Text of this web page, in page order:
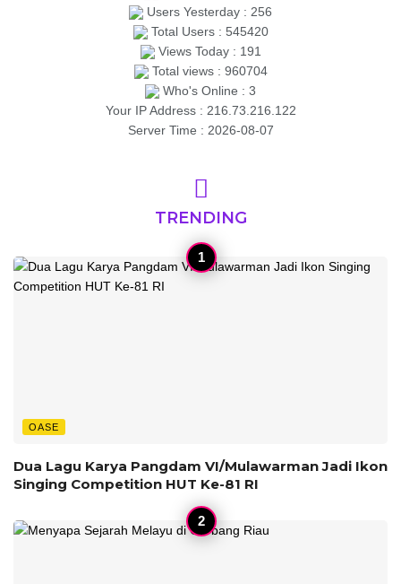
Users Yesterday : 256
Total Users : 545420
Views Today : 191
Total views : 960704
Who's Online : 3
Your IP Address : 216.73.216.122
Server Time : 2026-08-07
TRENDING
OASE
Dua Lagu Karya Pangdam VI/Mulawarman Jadi Ikon
Singing Competition HUT Ke-81 RI